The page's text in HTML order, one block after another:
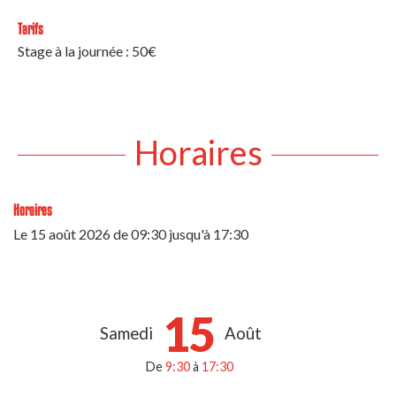
Tarifs
Stage à la journée : 50€
Horaires
Horaires
Le 15 août 2026de 09:30 jusqu'à 17:30
Samedi 15 Août
De9:30à 17:30